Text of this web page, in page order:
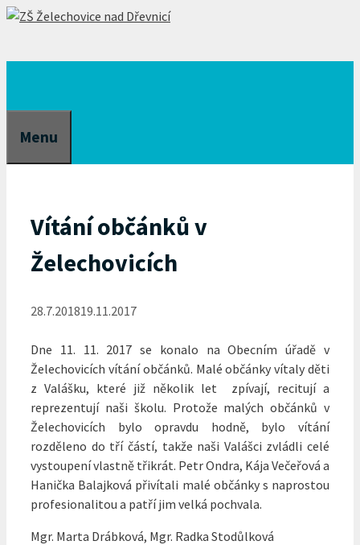
Přeskočit
Menu
Vítání občánků v
Želechovicích
28.7.201819.11.2017
Dne 11. 11. 2017 se konalo na Obecním úřadě v
Želechovicích vítání občánků. Malé občánky vítaly děti
z Valášku, které již několik let zpívají, recitují a
reprezentují naši školu. Protože malých občánků v
Želechovicích bylo opravdu hodně, bylo vítání
rozděleno do tří částí, takže naši Valášci zvládli celé
vystoupení vlastně třikrát. Petr Ondra, Kája Večeřová a
Hanička Balajková přivítali malé občánky s naprostou
profesionalitou a patří jim velká pochvala.
Mgr. Marta Drábková, Mgr. Radka Stodůlková